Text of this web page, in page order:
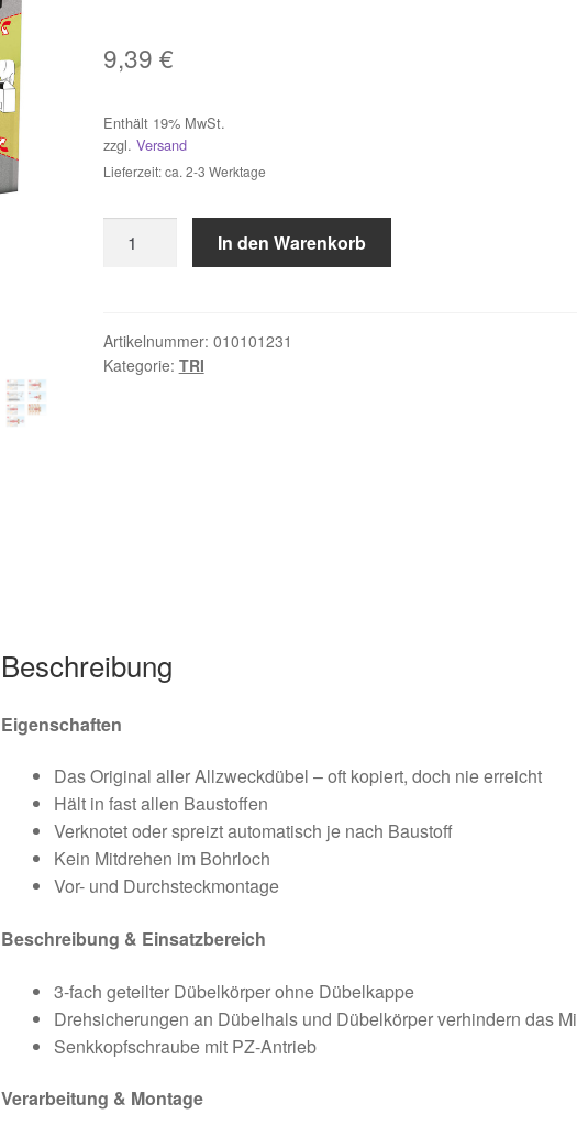
9,39 €
Enthält 19% MwSt.
zzgl. Versand
Lieferzeit: ca. 2-3 Werktage
Stück
Tri
6x36
In den Warenkorb
Artikelnummer: 010101231
Kategorie: TRI
Beschreibung
Eigenschaften
Das Original aller Allzweckdübel – oft kopiert, doch nie erreicht
Hält in fast allen Baustoffen
Verknotet oder spreizt automatisch je nach Baustoff
Kein Mitdrehen im Bohrloch
Vor- und Durchsteckmontage
Beschreibung & Einsatzbereich
3-fach geteilter Dübelkörper ohne Dübelkappe
Drehsicherungen an Dübelhals und Dübelkörper verhindern das
Senkkopfschraube mit PZ-Antrieb
Verarbeitung & Montage